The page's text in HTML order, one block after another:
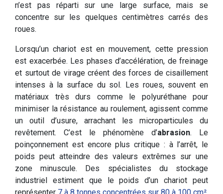
n’est pas réparti sur une large surface, mais se
concentre sur les quelques centimètres carrés des
roues.
Lorsqu’un chariot est en mouvement, cette pression
est exacerbée. Les phases d’accélération, de freinage
et surtout de virage créent des forces de cisaillement
intenses à la surface du sol. Les roues, souvent en
matériaux très durs comme le polyuréthane pour
minimiser la résistance au roulement, agissent comme
un outil d’usure, arrachant les microparticules du
revêtement. C’est le phénomène d’abrasion. Le
poinçonnement est encore plus critique : à l’arrêt, le
poids peut atteindre des valeurs extrêmes sur une
zone minuscule. Des spécialistes du stockage
industriel estiment que le poids d’un chariot peut